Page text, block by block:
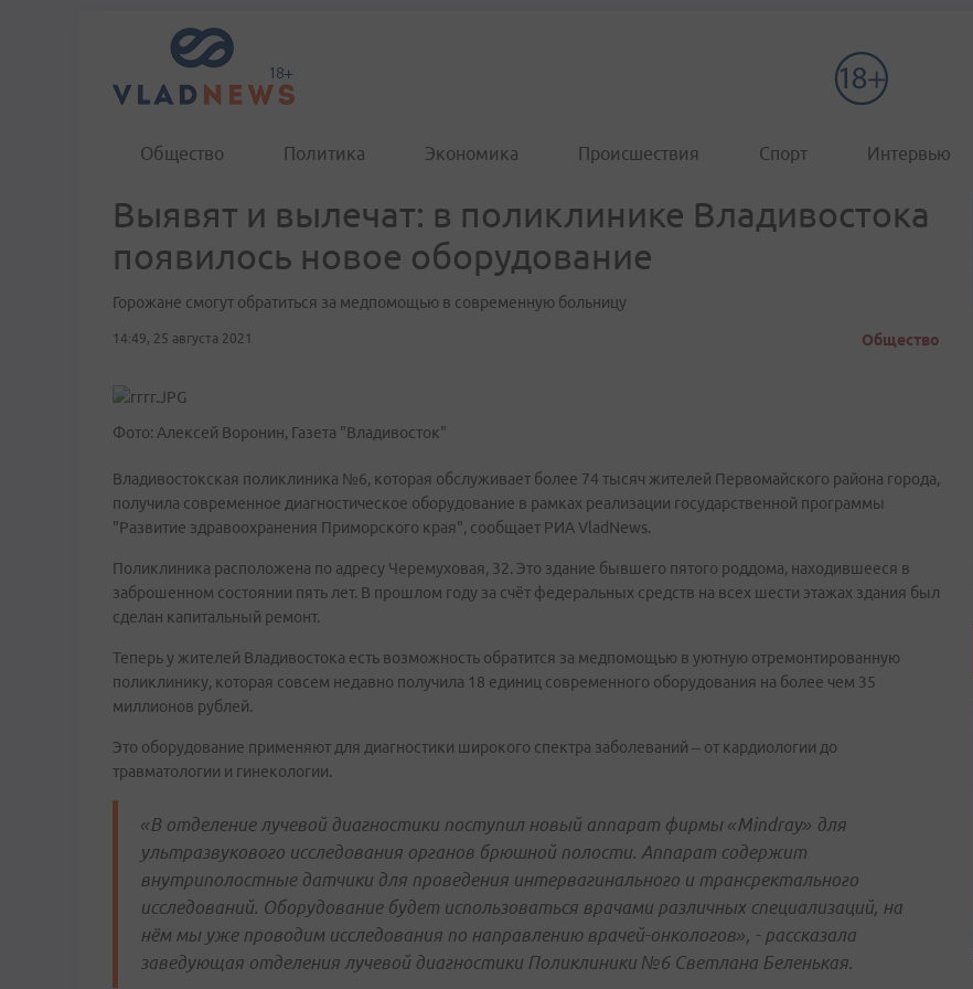
Общество Политика Экономика Происшествия Спорт Интервью
Выявят и вылечат: в поликлинике Владивостока
появилось новое оборудование
Горожане смогут обратиться за медпомощью в современную больницу
14:49, 25 августа 2021 Общество
Фото: Алексей Воронин, Газета "Владивосток"
Владивостокская поликлиника №6, которая обслуживает более 74 тысяч жителей Первомайского района города,
получила современное диагностическое оборудование в рамках реализации государственной программы
"Развитие здравоохранения Приморского края", сообщает РИА VladNews.
Поликлиника расположена по адресу Черемуховая, 32. Это здание бывшего пятого роддома, находившееся в
заброшенном состоянии пять лет. В прошлом году за счёт федеральных средств на всех шести этажах здания был
сделан капитальный ремонт.
Теперь у жителей Владивостока есть возможность обратится за медпомощью в уютную отремонтированную
поликлинику, которая совсем недавно получила 18 единиц современного оборудования на более чем 35
миллионов рублей.
Это оборудование применяют для диагностики широкого спектра заболеваний – от кардиологии до
травматологии и гинекологии.
«В отделение лучевой диагностики поступил новый аппарат фирмы «Mindray» для
ультразвукового исследования органов брюшной полости. Аппарат содержит
внутриполостные датчики для проведения интервагинального и трансректального
исследований. Оборудование будет использоваться врачами различных специализаций, на
нём мы уже проводим исследования по направлению врачей-онкологов», - рассказала
заведующая отделения лучевой диагностики Поликлиники №6 Светлана Беленькая.